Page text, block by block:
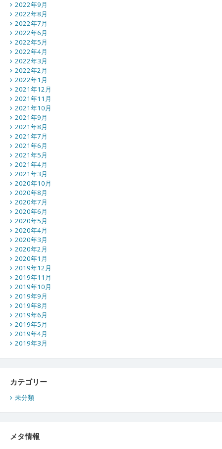
2022年9月
2022年8月
2022年7月
2022年6月
2022年5月
2022年4月
2022年3月
2022年2月
2022年1月
2021年12月
2021年11月
2021年10月
2021年9月
2021年8月
2021年7月
2021年6月
2021年5月
2021年4月
2021年3月
2020年10月
2020年8月
2020年7月
2020年6月
2020年5月
2020年4月
2020年3月
2020年2月
2020年1月
2019年12月
2019年11月
2019年10月
2019年9月
2019年8月
2019年6月
2019年5月
2019年4月
2019年3月
カテゴリー
未分類
メタ情報